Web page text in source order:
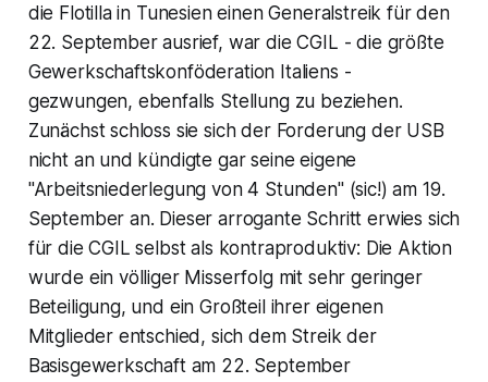
die Flotilla in Tunesien einen Generalstreik für den
22. September ausrief, war die CGIL - die größte
Gewerkschaftskonföderation Italiens -
gezwungen, ebenfalls Stellung zu beziehen.
Zunächst schloss sie sich der Forderung der USB
nicht an und kündigte gar seine eigene
"Arbeitsniederlegung von 4 Stunden" (sic!) am 19.
September an. Dieser arrogante Schritt erwies sich
für die CGIL selbst als kontraproduktiv: Die Aktion
wurde ein völliger Misserfolg mit sehr geringer
Beteiligung, und ein Großteil ihrer eigenen
Mitglieder entschied, sich dem Streik der
Basisgewerkschaft am 22. September